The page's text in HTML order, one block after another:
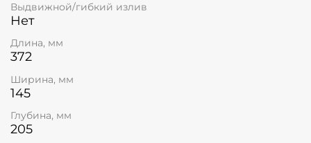
Выдвижной/гибкий излив
Нет
Длина, мм
372
Ширина, мм
145
Глубина, мм
205